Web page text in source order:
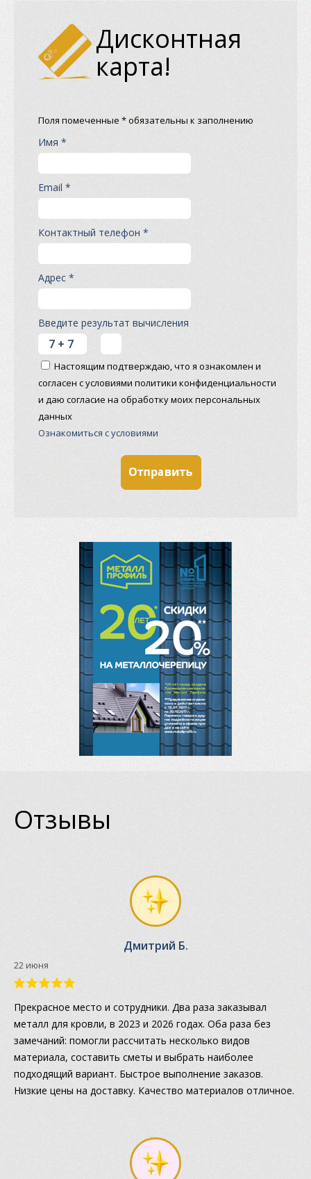
Дисконтная
карта!
Поля помеченные * обязательны к заполнению
Имя *
Email *
Контактный телефон *
Адрес *
Введите результат вычисления
Настоящим подтверждаю, что я ознакомлен и
согласен с условиями политики конфиденциальности
и даю согласие на обработку моих персональных
данных
Ознакомиться с условиями
Отзывы
Дмитрий Б.
22 июня
Прекрасное место и сотрудники. Два раза заказывал
металл для кровли, в 2023 и 2026 годах. Оба раза без
замечаний: помогли рассчитать несколько видов
материала, составить сметы и выбрать наиболее
подходящий вариант. Быстрое выполнение заказов.
Низкие цены на доставку. Качество материалов отличное.